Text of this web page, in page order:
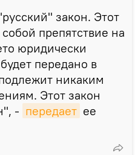
закон. Этот
препятствие на
юридически
передано в
никаким
Этот закон
- передает ее